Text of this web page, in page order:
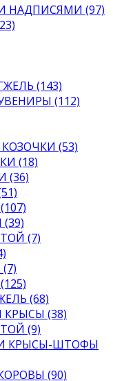
НАДПИСЯМИ (97)
(143)
(112)
(53)
(18)
(36)
(7)
(68)
(38)
(9)
КРЫСЫ-ШТОФЫ
(90)